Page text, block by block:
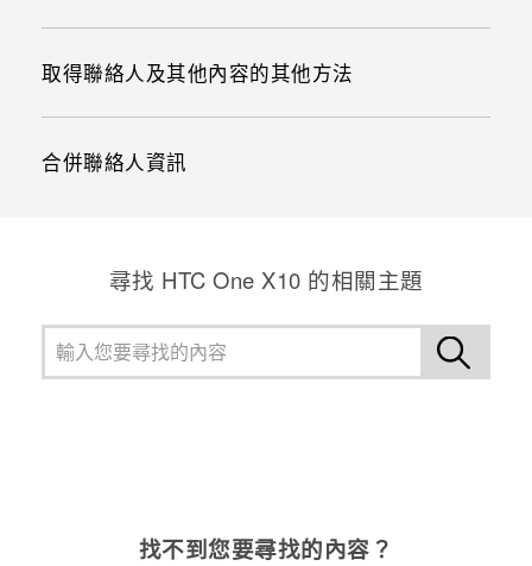
取得聯絡人及其他內容的其他方法
合併聯絡人資訊
尋找 HTC One X10 的相關主題
找不到您要尋找的內容？